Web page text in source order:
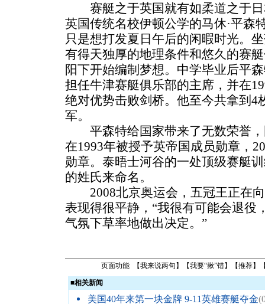
赛艇之于英国就有如柔道之于
英国传统名校伊顿公学的马休·平森
只是想打发夏日午后的闲暇时光。
有得天独厚的地理条件和悠久的赛
阳下开始编制梦想。中学毕业后平
担任牛津赛艇俱乐部的主席，并在
绝对优势击败剑桥。他至今共拿到4
军。
平森特给国家带来了无数荣誉，
在1993年被授予英帝国成员勋章，
勋章。泰晤士河谷的一处顶级赛艇
的姓氏来命名。
2008北京奥运会，五冠王正在
表现得很平静，“我很有可能会退役
气氛下草率地做出决定。”
页面功能 【我来说两句 】【我要“揪”错】【推荐】
■相关新闻
美国40年来第一块金牌 9-11英雄赛艇夺金